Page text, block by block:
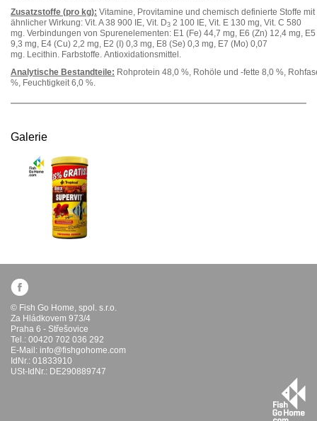
Zusatzstoffe (pro kg): Vitamine, Provitamine und chemisch definierte Stoffe mit
ähnlicher Wirkung: Vit. A 38 900 IE, Vit. D3 2 100 IE, Vit. E 130 mg, Vit. C 580
mg. Verbindungen von Spurenelementen: E1 (Fe) 44,7 mg, E6 (Zn) 12,4 mg,
9,3 mg, E4 (Cu) 2,2 mg, E2 (I) 0,3 mg, E8 (Se) 0,3 mg, E7 (Mo) 0,07
mg. Lecithin. Farbstoffe. Antioxidationsmittel.
Analytische Bestandteile: Rohprotein 48,0 %, Rohöle und -fette 8,0 %,
%, Feuchtigkeit 6,0 %.
Galerie
© Fish Go Home, spol. s.r.o.
Za Hládkovem 973/4
Praha 6 - Střešovice
Tel.: 00420 702 036 292
E-Mail: info@fishgohome.com
IdNr.: 01833910
USt-IdNr.: DE290889747